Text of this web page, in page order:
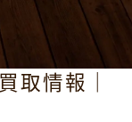
取情報｜